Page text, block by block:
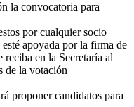
la convocatoria para
por cualquier socio
apoyada por la firma de
en la Secretaría al
de la votación
proponer candidatos para